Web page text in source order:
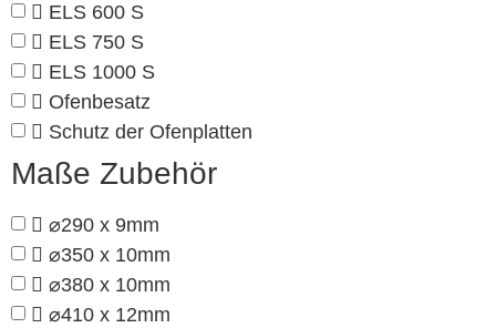
ELS 600 S
ELS 750 S
ELS 1000 S
Ofenbesatz
Schutz der Ofenplatten
Maße Zubehör
⌀290 x 9mm
⌀350 x 10mm
⌀380 x 10mm
⌀410 x 12mm